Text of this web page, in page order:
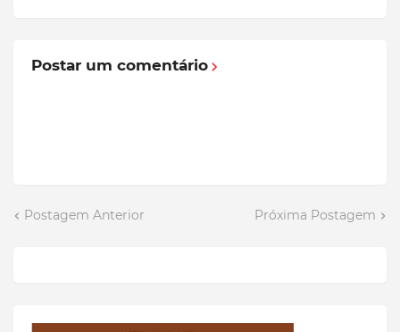
Postar um comentário
Postagem Anterior Próxima Postagem